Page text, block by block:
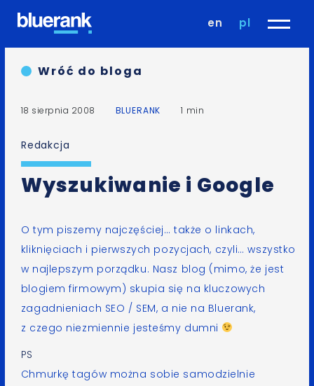
en pl
Wróć do bloga
18 sierpnia 2008 BLUERANK 1 min
Redakcja
Wyszukiwanie i Google
O tym piszemy najczęściej… także o linkach,
kliknięciach i pierwszych pozycjach, czyli… wszystko
w najlepszym porządku. Nasz blog (mimo, że jest
blogiem firmowym) skupia się na kluczowych
zagadnieniach SEO / SEM, a nie na Bluerank,
z czego niezmiennie jesteśmy dumni
PS
Chmurkę tagów można sobie samodzielnie